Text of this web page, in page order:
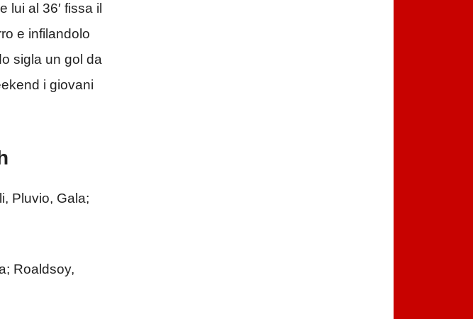
al 36′ fissa il
e infilandolo
sigla un gol da
i giovani
Pluvio, Gala;
Roaldsoy,